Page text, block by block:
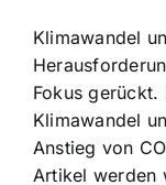
Klimawandel
Fokus gerückt.
Klimawandel
Anstieg von
Artikel werden